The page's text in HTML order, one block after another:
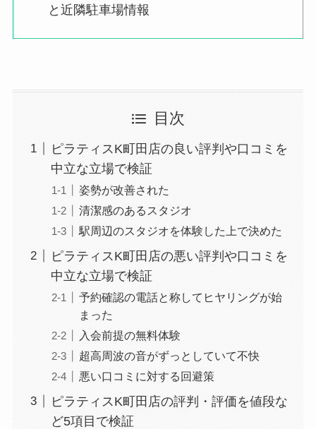
と近隣駐車場情報
目次
ピラティスK町田店の良い評判や口コミを
中立な立場で検証
姿勢が改善された
清潔感のあるスタジオ
駅周辺のスタジオを体験した上で決めた
ピラティスK町田店の悪い評判や口コミを
中立な立場で検証
予約確認の電話と称してヒヤリングが始
まった
入会前提の無料体験
超高周波の音がずっとしていて不快
悪い口コミに対する回避策
ピラティスK町田店の評判・評価を値段な
ど5項目で検証